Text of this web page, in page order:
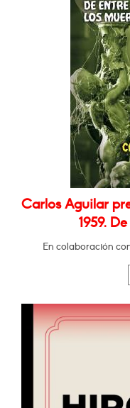
Carlos Aguilar
1959.
En colaboración